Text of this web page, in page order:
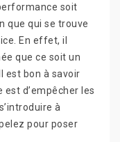
soit
que qui se trouve
En effet, il
que ce soit un
est bon à savoir
d’empêcher les
à
pour poser